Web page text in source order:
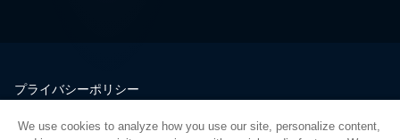
プライバシーポリシー
品質
We use cookies to analyze how you use our site, personalize content,